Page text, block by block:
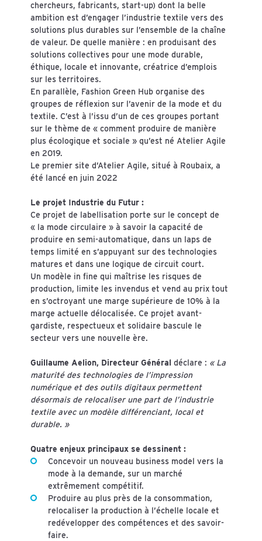
chercheurs, fabricants, start-up) dont la belle
ambition est d’engager l’industrie textile vers des
solutions plus durables sur l’ensemble de la chaîne
de valeur. De quelle manière : en produisant des
solutions collectives pour une mode durable,
éthique, locale et innovante, créatrice d’emplois
sur les territoires.
En parallèle, Fashion Green Hub organise des
groupes de réflexion sur l’avenir de la mode et du
textile. C’est à l’issu d’un de ces groupes portant
sur le thème de « comment produire de manière
plus écologique et sociale » qu’est né Atelier Agile
en 2019.
Le premier site d’Atelier Agile, situé à Roubaix, a
été lancé en juin 2022
Le projet Industrie du Futur :
Ce projet de labellisation porte sur le concept de
« la mode circulaire » à savoir la capacité de
produire en semi-automatique, dans un laps de
temps limité en s’appuyant sur des technologies
matures et dans une logique de circuit court.
Un modèle in fine qui maîtrise les risques de
production, limite les invendus et vend au prix tout
en s’octroyant une marge supérieure de 10% à la
marge actuelle délocalisée. Ce projet avant-
gardiste, respectueux et solidaire bascule le
secteur vers une nouvelle ère.
Guillaume Aelion, Directeur Généraldéclare : « La
maturité des technologies de l’impression
numérique et des outils digitaux permettent
désormais de relocaliser une part de l’industrie
textile avec un modèle différenciant, local et
durable. »
Quatre enjeux principaux se dessinent :
Concevoir un nouveau business model vers la
mode à la demande, sur un marché
extrêmement compétitif.
Produire au plus près de la consommation,
relocaliser la production à l’échelle locale et
redévelopper des compétences et des savoir-
faire.